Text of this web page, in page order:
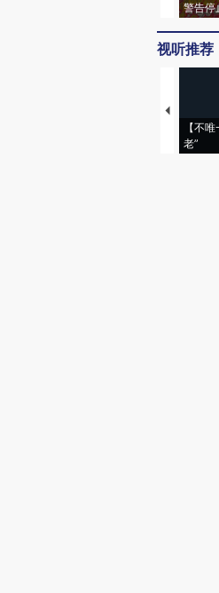
警告停
视听推荐
【不
老”